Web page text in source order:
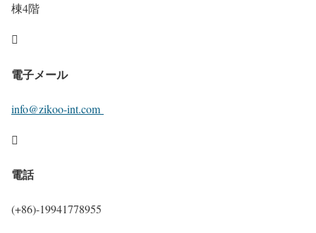
棟4階

電子メール
info@zikoo-int.com

電話
(+86)-19941778955